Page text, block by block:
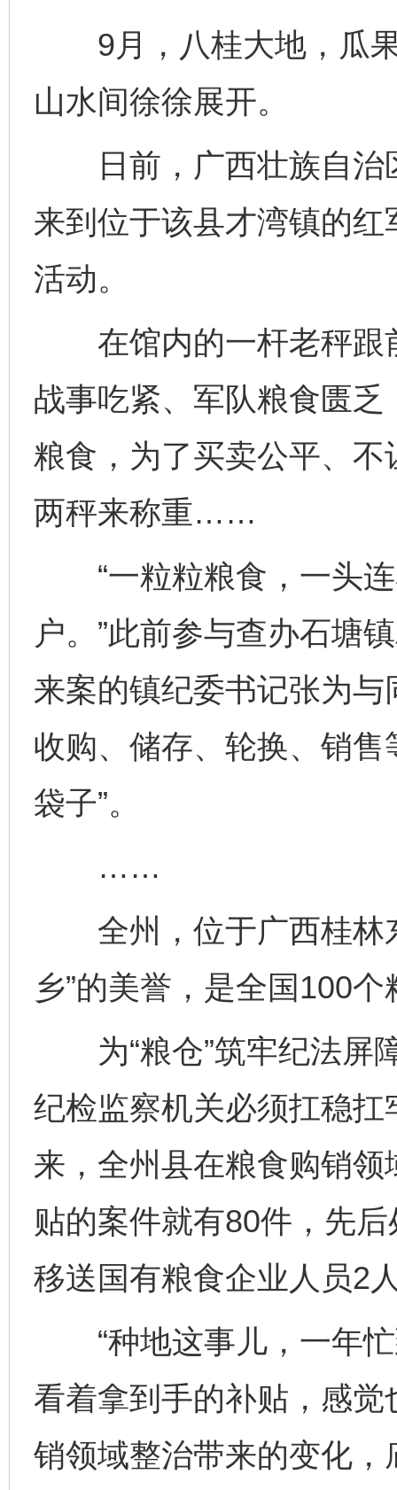
9月，八桂大地，瓜果
山水间徐徐展开。
日前，广西壮族自治
来到位于该县才湾镇的
活动。
在馆内的一杆老秤跟
战事吃紧、军队粮食匮
粮食，为了买卖公平、
两秤来称重……
“一粒粒粮食，一头连
户。”此前参与查办石塘
来案的镇纪委书记张为
收购、储存、轮换、销售
袋子”。
……
全州，位于广西桂林东
乡”的美誉，是全国100
为“粮仓”筑牢纪法屏障
纪检监察机关必须扛稳
来，全州县在粮食购销
贴的案件就有80件，先
移送国有粮食企业人员
“种地这事儿，一年
看着拿到手的补贴，感觉
销领域整治带来的变化